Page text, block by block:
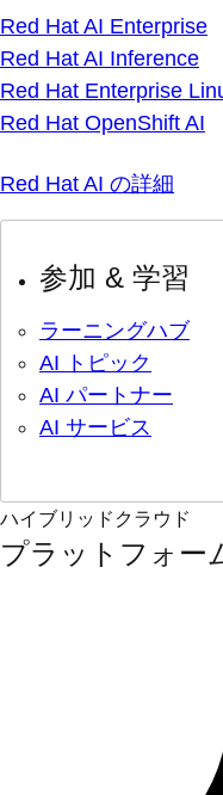
Red Hat AI Enterprise
Red Hat AI Inference
Red Hat Enterprise
Red Hat OpenShift AI
Red Hat AI の詳細
参加 & 学習
ラーニングハブ
AI トピック
AI パートナー
AI サービス
ハイブリッドクラウド
プラットフォー